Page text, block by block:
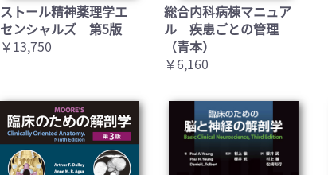
ストール精神薬理学エ
センシャルズ 第5版
￥13,750
総合内科病棟マニュア
ル 疾患ごとの管理
（青本）
￥6,160